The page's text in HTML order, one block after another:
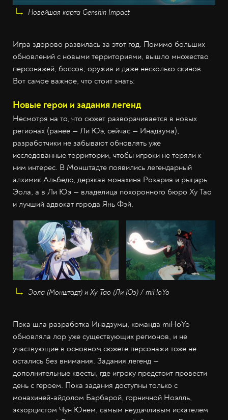
Новейшая карта Genshin Impact
Игра здорово развилась за этот год. Помимо больших
обновлений с новыми территориями, вышло множество
персонажей, боссов, оружия и даже несколько скинов.
Вот самое важное, что стоит знать:
Новые герои и задания легенд
Несмотря на то, что сюжет разворачивается в новых
регионах (ранее —‌ Ли Юэ, сейчас —‌ Инадзума),
разработчики не забывают обновлять уже
исследованные территории, чтобы игроки не теряли к
ним интерес. В Монштадте появились легендарный
алхимик Альбедо, дерзкая монахиня Розария и рыцарь
Эола, а в Ли Юэ —‌ владелица похоронного бюро Ху Тао
и лучший адвокат города Янь Фэй.
Эола (Монштадт) и Ху Тао (Ли Юэ) / miHoYo
Пока шла разработка Инадзумы, команда miHoYo
обновляла лор уже существующих регионов, и не
участвующие в основном сюжете персонажи тоже не
остались без внимания. Задания легенд —‌
дополнительные квесты, где игроку предстоит провести
день с героем. Пока задания доступны только с
монахиней-айдолом Барбарой, горничной Ноэлль,
экзорцистом Чун Юнем, самым неудачливым искателем